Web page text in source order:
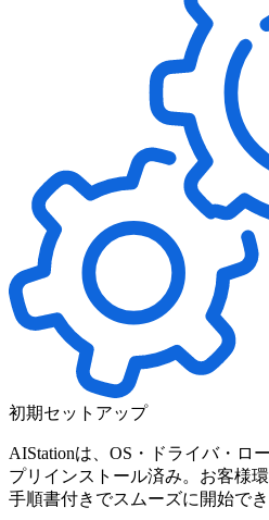
初期セットアップ
AIStationは、 OS・ドライバ・ ロ
プリインストール済み。 お客様
手順書付きでスムーズに 開始でき